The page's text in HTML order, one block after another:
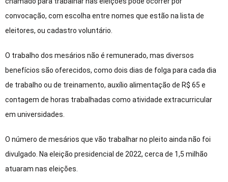
convocação, com escolha entre nomes que estão na lista de
eleitores, ou cadastro voluntário.
O trabalho dos mesários não é remunerado, mas diversos
benefícios são oferecidos, como dois dias de folga para cada dia
de trabalho ou de treinamento, auxílio alimentação de R$ 65 e
contagem de horas trabalhadas como atividade extracurricular
em universidades.
O número de mesários que vão trabalhar no pleito ainda não foi
divulgado. Na eleição presidencial de 2022, cerca de 1,5 milhão
atuaram nas eleições.